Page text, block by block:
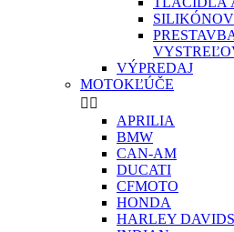
VÝPREDAJ
MOTOKĽÚČE
 
APRILIA
BMW
CAN-AM
DUCATI
CFMOTO
HONDA
HARLEY